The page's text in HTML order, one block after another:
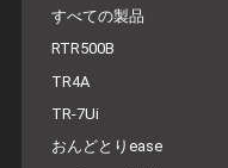
すべての製品
RTR500B
TR4A
TR-7Ui
おんどとりease